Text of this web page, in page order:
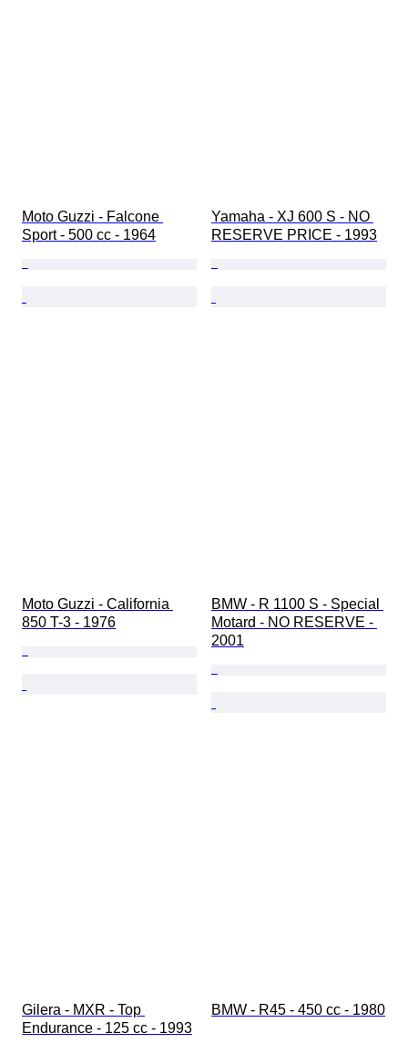
Moto Guzzi - Falcone
Sport - 500 cc - 1964
Yamaha - XJ 600 S - NO
RESERVE PRICE - 1993
Moto Guzzi - California
850 T-3 - 1976
BMW - R 1100 S - Special
Motard - NO RESERVE -
2001
Gilera - MXR - Top
Endurance - 125 cc - 1993
BMW - R45 - 450 cc - 1980